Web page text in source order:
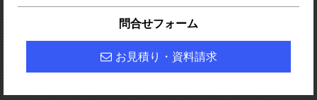
問合せフォーム
お見積り・資料請求